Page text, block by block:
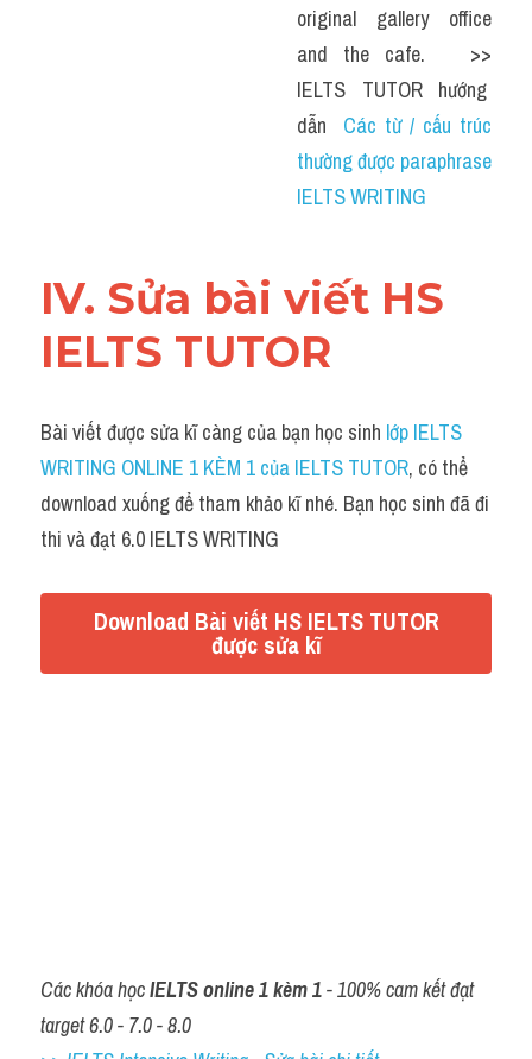
original gallery office
and the cafe.   >>
IELTS  TUTOR  hướng
dẫn Các từ / cấu trúc
thường được paraphrase
IELTS WRITING
IV. Sửa bài viết HS
IELTS TUTOR
Bài viết được sửa kĩ càng của bạn học sinh lớp IELTS
WRITING ONLINE 1 KÈM 1 của IELTS TUTOR, có thể
download xuống để tham khảo kĩ nhé. Bạn học sinh đã đi
thi và đạt 6.0 IELTS WRITING
Download Bài viết HS IELTS TUTOR
được sửa kĩ
Các khóa học IELTS online 1 kèm 1 - 100% cam kết đạt
target 6.0 - 7.0 - 8.0